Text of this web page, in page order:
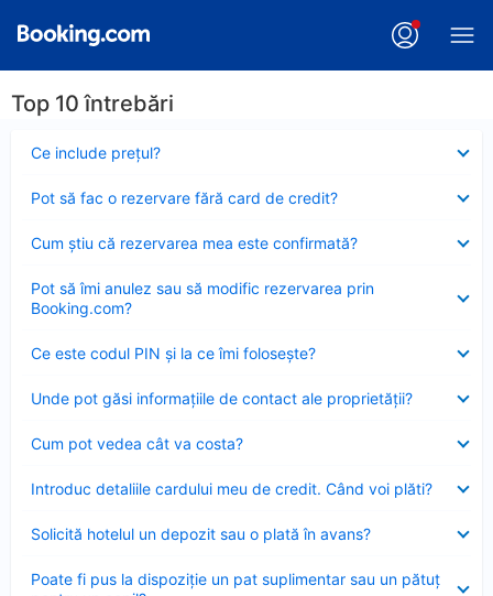
Top 10 întrebări
Ce include preţul?
închis
Pot să fac o rezervare fără card de credit?
închis
Cum ştiu că rezervarea mea este confirmată?
închis
Pot să îmi anulez sau să modific rezervarea prin
Booking.com?
închis
Ce este codul PIN şi la ce îmi foloseşte?
închis
Unde pot găsi informațiile de contact ale proprietății?
închis
Cum pot vedea cât va costa?
închis
Introduc detaliile cardului meu de credit. Când voi plăti?
închis
Solicită hotelul un depozit sau o plată în avans?
închis
Poate fi pus la dispoziție un pat suplimentar sau un pătuț
închis